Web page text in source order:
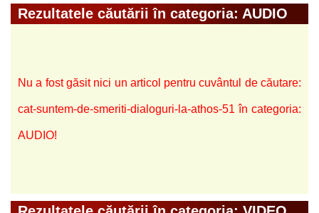
Rezultatele căutării în categoria: AUDIO
Nu a fost găsit nici un articol pentru cuvântul de căutare:
cat-suntem-de-smeriti-dialoguri-la-athos-51 în categoria:
AUDIO!